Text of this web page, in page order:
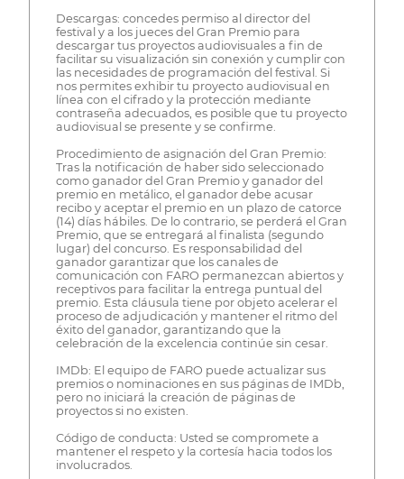
Descargas: concedes permiso al director del
festival y a los jueces del Gran Premio para
descargar tus proyectos audiovisuales a fin de
facilitar su visualización sin conexión y cumplir con
las necesidades de programación del festival. Si
nos permites exhibir tu proyecto audiovisual en
línea con el cifrado y la protección mediante
contraseña adecuados, es posible que tu proyecto
audiovisual se presente y se confirme.
Procedimiento de asignación del Gran Premio:
Tras la notificación de haber sido seleccionado
como ganador del Gran Premio y ganador del
premio en metálico, el ganador debe acusar
recibo y aceptar el premio en un plazo de catorce
(14) días hábiles. De lo contrario, se perderá el Gran
Premio, que se entregará al finalista (segundo
lugar) del concurso. Es responsabilidad del
ganador garantizar que los canales de
comunicación con FARO permanezcan abiertos y
receptivos para facilitar la entrega puntual del
premio. Esta cláusula tiene por objeto acelerar el
proceso de adjudicación y mantener el ritmo del
éxito del ganador, garantizando que la
celebración de la excelencia continúe sin cesar.
IMDb: El equipo de FARO puede actualizar sus
premios o nominaciones en sus páginas de IMDb,
pero no iniciará la creación de páginas de
proyectos si no existen.
Código de conducta: Usted se compromete a
mantener el respeto y la cortesía hacia todos los
involucrados.